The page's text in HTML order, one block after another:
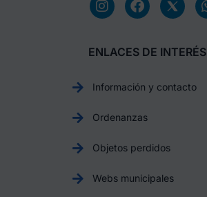
ENLACES DE INTERÉS
Información y contacto
Ordenanzas
Objetos perdidos
Webs municipales